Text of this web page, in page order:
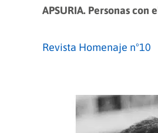
APSURIA. Personas con
Revista Homenaje nº10